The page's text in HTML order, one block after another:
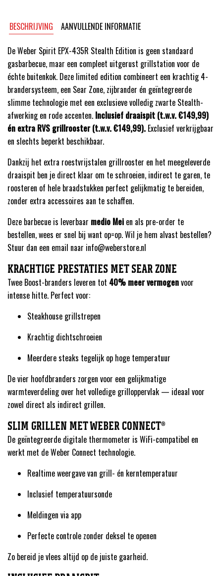
BESCHRIJVING AANVULLENDE INFORMATIE
De Weber Spirit EPX-435R Stealth Edition is geen standaard
gasbarbecue, maar een compleet uitgerust grillstation voor de
échte buitenkok. Deze limited edition combineert een krachtig 4-
brandersysteem, een Sear Zone, zijbrander én geïntegreerde
slimme technologie met een exclusieve volledig zwarte Stealth-
afwerking en rode accenten. Inclusief draaispit (t.w.v. €149,99)
én extra RVS grillrooster (t.w.v. €149,99). Exclusief verkrijgbaar
en slechts beperkt beschikbaar.
Dankzij het extra roestvrijstalen grillrooster en het meegeleverde
draaispit ben je direct klaar om te schroeien, indirect te garen, te
roosteren of hele braadstukken perfect gelijkmatig te bereiden,
zonder extra accessoires aan te schaffen.
Deze barbecue is leverbaar medio Mei en als pre-order te
bestellen, wees er snel bij want op=op. Wil je hem alvast bestellen?
Stuur dan een email naar info@weberstore.nl
KRACHTIGE PRESTATIES MET SEAR ZONE
Twee Boost-branders leveren tot 40% meer vermogenvoor
intense hitte. Perfect voor:
Steakhouse grillstrepen
Krachtig dichtschroeien
Meerdere steaks tegelijk op hoge temperatuur
De vier hoofdbranders zorgen voor een gelijkmatige
warmteverdeling over het volledige grilloppervlak — ideaal voor
zowel direct als indirect grillen.
SLIM GRILLEN MET WEBER CONNECT®
De geïntegreerde digitale thermometer is WiFi-compatibel en
werkt met de Weber Connect technologie.
Realtime weergave van grill- én kerntemperatuur
Inclusief temperatuursonde
Meldingen via app
Perfecte controle zonder deksel te openen
Zo bereid je vlees altijd op de juiste gaarheid.